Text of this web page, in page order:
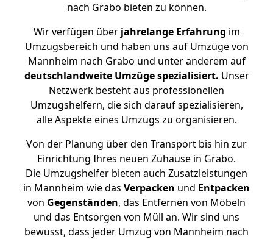
nach Grabo bieten zu können.
Wir verfügen überjahrelange Erfahrung im
Umzugsbereich und haben uns auf Umzüge von
Mannheim nach Grabo und unter anderem auf
deutschlandweite Umzüge spezialisiert. Unser
Netzwerk besteht aus professionellen
Umzugshelfern, die sich darauf spezialisieren,
alle Aspekte eines Umzugs zu organisieren.
Von der Planung über den Transport bis hin zur
Einrichtung Ihres neuen Zuhause in Grabo.
Die Umzugshelfer bieten auch Zusatzleistungen
in Mannheim wie das Verpacken und Entpacken
von Gegenständen, das Entfernen von Möbeln
und das Entsorgen von Müll an. Wir sind uns
bewusst, dass jeder Umzug von Mannheim nach